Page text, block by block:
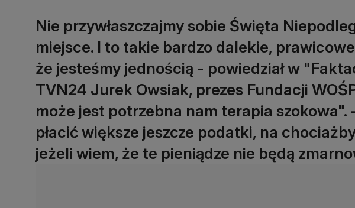
Nie przywłaszczajmy sobie Święta
miejsce. I to takie bardzo dalekie,
że jesteśmy jednością - powiedział w
TVN24 Jurek Owsiak, prezes Fundacji
może jest potrzebna nam terapia
płacić większe jeszcze podatki, na
jeżeli wiem, że te pieniądze nie będą